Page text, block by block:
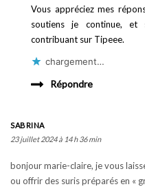
Vous appréciez mes
soutiens je continue, et
contribuant sur Tipeee.
chargement…
Répondre
SABRINA
23 juillet 2024 à 14 h 36 min
bonjour marie-claire, je vous
ou offrir des suris préparés en «